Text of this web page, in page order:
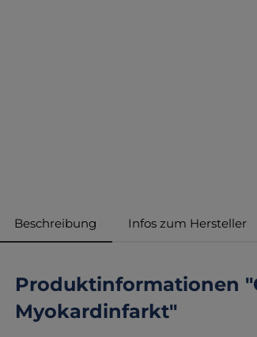
Beschreibung Infos zum Hersteller
Produktinformationen
Myokardinfarkt"